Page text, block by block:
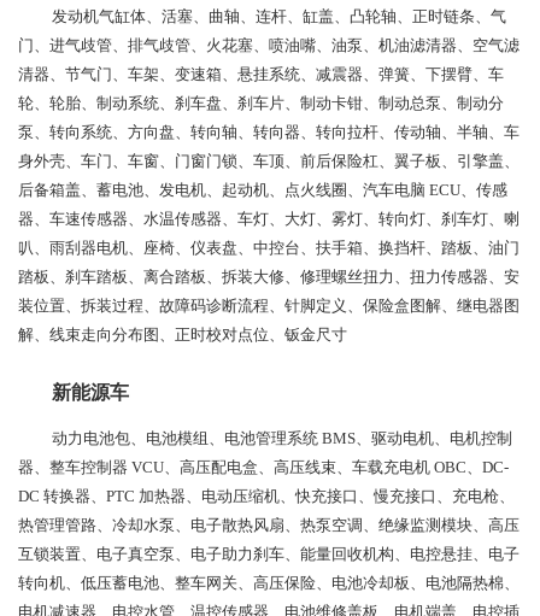
发动机气缸体、活塞、曲轴、连杆、缸盖、凸轮轴、正时链条、气
门、进气歧管、排气歧管、火花塞、喷油嘴、油泵、机油滤清器、空气滤
清器、节气门、车架、变速箱、悬挂系统、减震器、弹簧、下摆臂、车
轮、轮胎、制动系统、刹车盘、刹车片、制动卡钳、制动总泵、制动分
泵、转向系统、方向盘、转向轴、转向器、转向拉杆、传动轴、半轴、车
身外壳、车门、车窗、门窗门锁、车顶、前后保险杠、翼子板、引擎盖、
后备箱盖、蓄电池、发电机、起动机、点火线圈、汽车电脑 ECU、传感
器、车速传感器、水温传感器、车灯、大灯、雾灯、转向灯、刹车灯、喇
叭、雨刮器电机、座椅、仪表盘、中控台、扶手箱、换挡杆、踏板、油门
踏板、刹车踏板、离合踏板、拆装大修、修理螺丝扭力、扭力传感器、安
装位置、拆装过程、故障码诊断流程、针脚定义、保险盒图解、继电器图
解、线束走向分布图、正时校对点位、钣金尺寸
新能源车
动力电池包、电池模组、电池管理系统 BMS、驱动电机、电机控制
器、整车控制器 VCU、高压配电盒、高压线束、车载充电机 OBC、DC-
DC 转换器、PTC 加热器、电动压缩机、快充接口、慢充接口、充电枪、
热管理管路、冷却水泵、电子散热风扇、热泵空调、绝缘监测模块、高压
互锁装置、电子真空泵、电子助力刹车、能量回收机构、电控悬挂、电子
转向机、低压蓄电池、整车网关、高压保险、电池冷却板、电池隔热棉、
电机减速器、电控水管、温控传感器、电池维修盖板、电机端盖、电控插